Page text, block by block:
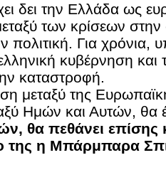
δει την Ελλάδα ως
των κρίσεων
πολιτική. Για χρόνια,
κυβέρνηση
καταστροφή.
μεταξύ της
Ημών και Αυτών, θα
θα πεθάνει επίσης
της η Μπάρμπαρα